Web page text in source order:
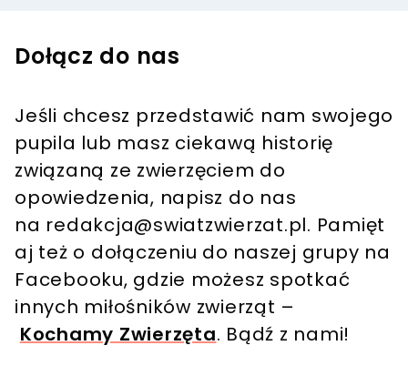
Dołącz do nas
Jeśli chcesz przedstawić nam swojego
pupila lub masz ciekawą historię
związaną ze zwierzęciem do
opowiedzenia, napisz do nas
na redakcja@swiatzwierzat.pl. Pamięt
aj też o dołączeniu do naszej grupy na
Facebooku, gdzie możesz spotkać
innych miłośników zwierząt –
Kochamy Zwierzęta. Bądź z nami!